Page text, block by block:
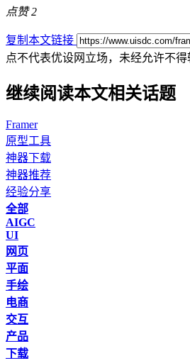
点赞 2
复制本文链接
点不代表优设网立场， 未经允许不得
继续阅读本文相关话题
Framer
原型工具
神器下载
神器推荐
经验分享
全部
AIGC
UI
网页
平面
手绘
电商
交互
产品
下载